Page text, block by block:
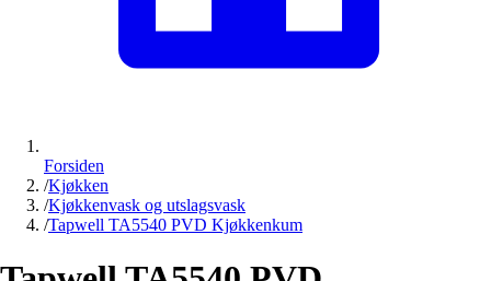
Forsiden
/Kjøkken
/Kjøkkenvask og utslagsvask
/Tapwell TA5540 PVD Kjøkkenkum